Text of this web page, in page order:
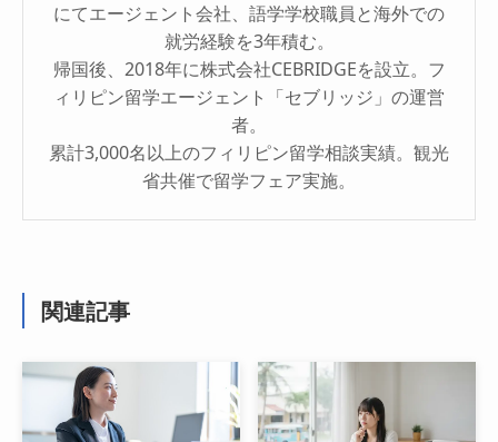
にてエージェント会社、語学学校職員と海外での
就労経験を3年積む。
帰国後、2018年に株式会社CEBRIDGEを設立。フ
ィリピン留学エージェント「セブリッジ」の運営
者。
累計3,000名以上のフィリピン留学相談実績。観光
省共催で留学フェア実施。
関連記事